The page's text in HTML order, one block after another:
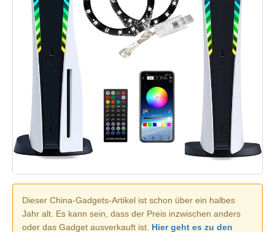
Dieser China-Gadgets-Artikel ist schon über ein halbes
Jahr alt. Es kann sein, dass der Preis inzwischen anders
oder das Gadget ausverkauft ist. Hier geht es zu den